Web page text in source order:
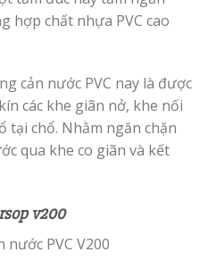
hợp chất nhựa PVC cao
cản nước PVC nay là được
các khe giãn nở, khe nối
tại chổ. Nhằm ngăn chặn
qua khe co giãn và kết
v200
nước PVC V200